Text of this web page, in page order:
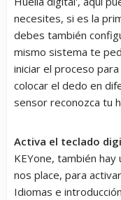
necesites, si es la
debes también
mismo sistema te
iniciar el proceso
colocar el dedo en
sensor reconozca tu
Activa el teclado
KEYone, también
nos place, para
Idiomas e